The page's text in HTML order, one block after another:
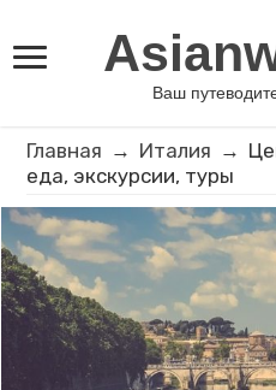
Ваш
Главная → Италия →
еда, экскурсии, туры